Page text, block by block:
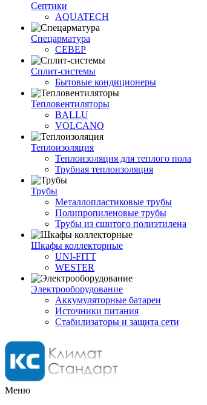
Септики
AQUATECH
Спецарматура
СЕВЕР
Сплит-системы
Бытовые кондиционеры
Тепловентиляторы
BALLU
VOLCANO
Теплоизоляция
Теплоизоляция для теплого пола
Трубная теплоизоляция
Трубы
Металлопластиковые трубы
Полипропиленовые трубы
Трубы из сшитого полиэтилена
Шкафы коллекторные
UNI-FITT
WESTER
Электрооборудование
Аккумуляторные батареи
Источники питания
Стабилизаторы и защита сети
Меню